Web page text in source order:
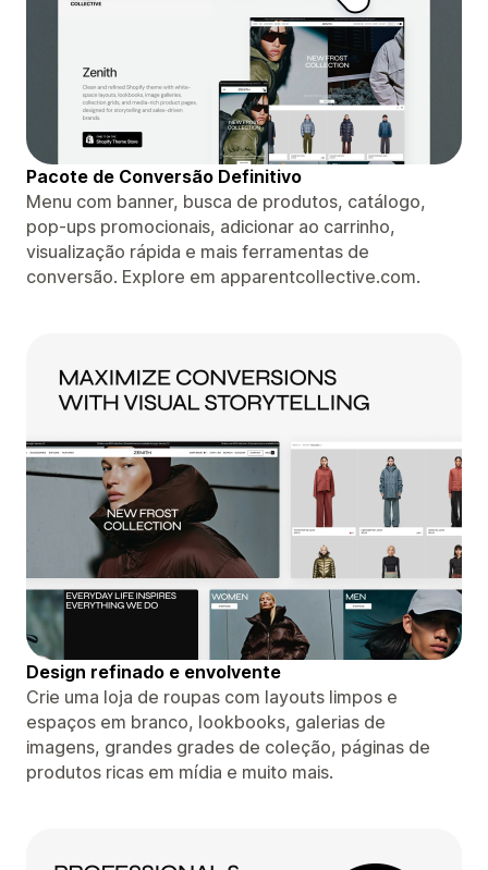
Pacote de Conversão Definitivo
Menu com banner, busca de produtos, catálogo,
pop-ups promocionais, adicionar ao carrinho,
visualização rápida e mais ferramentas de
conversão. Explore em apparentcollective.com.
Design refinado e envolvente
Crie uma loja de roupas com layouts limpos e
espaços em branco, lookbooks, galerias de
imagens, grandes grades de coleção, páginas de
produtos ricas em mídia e muito mais.